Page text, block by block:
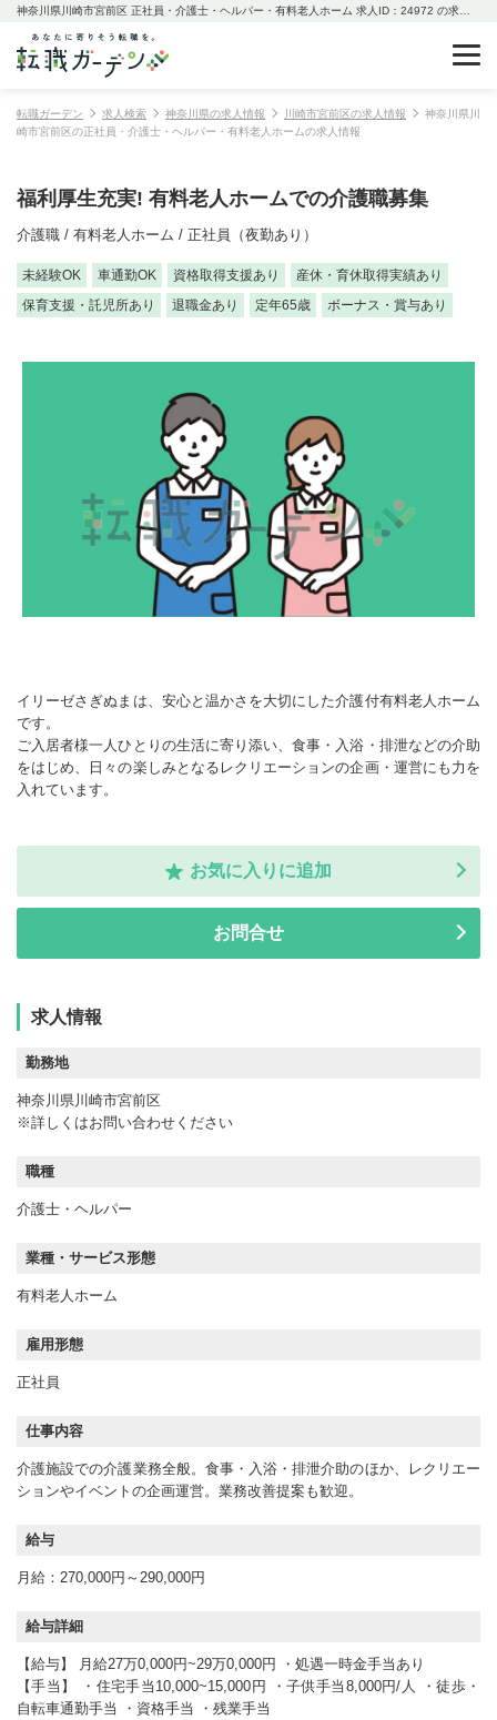
転職ガーデン 求人検索 神奈川県の求人情報 川崎市宮前区の求人情報
神奈川県川
崎市宮前区の正社員・介護士・ヘルパー・有料老人ホームの求人情報
福利厚生充実! 有料老人ホームでの介護職募集
介護職 / 有料老人ホーム / 正社員（夜勤あり）
未経験OK 車通勤OK 資格取得支援あり
産休・育休取得実績あり
保育支援・託児所あり
退職金あり 定年65歳 ボーナス・賞与あり
イリーゼさぎぬまは、安心と温かさを大切にした介護付有料老人ホーム
です。
ご入居者様一人ひとりの生活に寄り添い、食事・入浴・排泄などの介助
をはじめ、日々の楽しみとなるレクリエーションの企画・運営にも力を
入れています。
お気に入りに追加
お問合せ
求人情報
勤務地
神奈川県川崎市宮前区
※詳しくはお問い合わせください
職種
介護士・ヘルパー
業種・サービス形態
有料老人ホーム
雇用形態
正社員
仕事内容
介護施設での介護業務全般。食事・入浴・排泄介助のほか、レクリエー
ションやイベントの企画運営。業務改善提案も歓迎。
給与
月給：270,000円～290,000円
給与詳細
【給与】 月給27万0,000円~29万0,000円 ・処遇一時金手当あり
【手当】 ・住宅手当10,000~15,000円 ・子供手当8,000円/人 ・徒歩・
自転車通勤手当 ・資格手当 ・残業手当